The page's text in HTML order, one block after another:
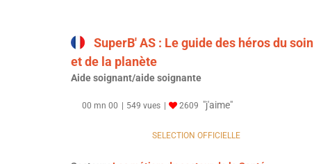
SuperB' AS : Le guide des héros du soin
et de la planète
Aide soignant/aide soignante
00 mn 00 549 vues 2609 "j'aime"
SELECTION OFFICIELLE